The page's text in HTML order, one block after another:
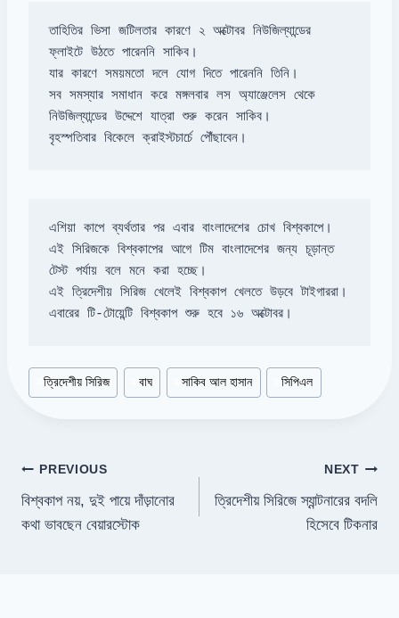
তাহিতির ভিসা জটিলতার কারণে ২ অক্টোবর নিউজিল্যান্ডের
সব সমস্যার সমাধান করে মঙ্গলবার লস অ্যাঞ্জেলেস থেকে
বৃহস্পতিবার বিকেলে ক্রাইস্টচার্চে পৌঁছাবেন।
এই সিরিজকে বিশ্বকাপের আগে টিম বাংলাদেশের জন্য চূড়ান্ত
এবারের টি-টোয়েন্টি বিশ্বকাপ শুরু হবে ১৬ অক্টোবর।
Post
Tags:
#ত্রিদেশীয় সিরিজ #বাঘ #সাকিব আল হাসান #সিপিএল
Post
navigation
PREVIOUS
বিশ্বকাপ নয়, দুই পায়ে দাঁড়ানোর
কথা ভাবছেন বেয়ারস্টোক
NEXT
ত্রিদেশীয় সিরিজে স্যান্টনারের বদলি
হিসেবে টিকনার